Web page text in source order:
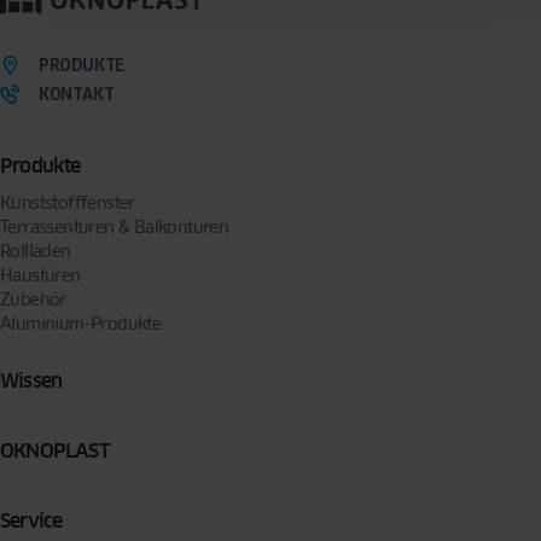
wir Sie per E-Mail oder Telefon kontaktieren, um Ihre Anfrage zu bearbeiten. Sie können
Produkte
Kunststofffenster
Terrassentüren & Balkontüren
Rollläden
Haustüren
Zubehör
Aluminium-Produkte
Wissen
OKNOPLAST
Service
PRODUKTE
KONTAKT